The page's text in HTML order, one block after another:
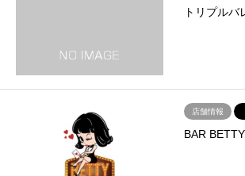
トリプルバ
店舗情報
BAR BETTY